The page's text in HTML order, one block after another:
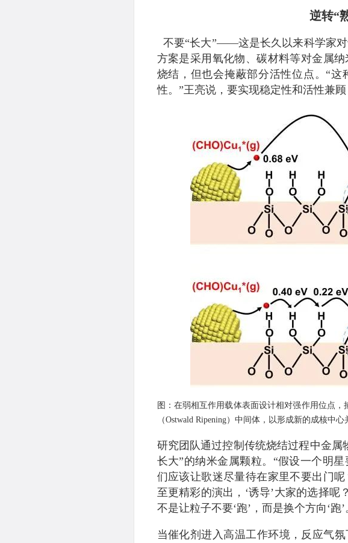
逆转“
不要“长大”——这是长久以来科学家
方案是采用氧化物、碳材料等对金属
烧结，但也会掩蔽部分活性位点。“
性。”王亮说，要实现稳定性和活性兼顾
图：在弱相互作用载体表面设计相对强作用位点
（Ostwald Ripening）中间体，以形成新的成核中
研究团队通过控制传统烧结过程中金
长大”的纳米金属颗粒。“假设一个明
们应该让歌迷尽量待在家里不要出门
至更精彩的演出，‘诱导’大家的选择呢
不是让粒子不要‘跑’，而是换个方向‘跑’
当催化剂进入高温工作环境，反应气